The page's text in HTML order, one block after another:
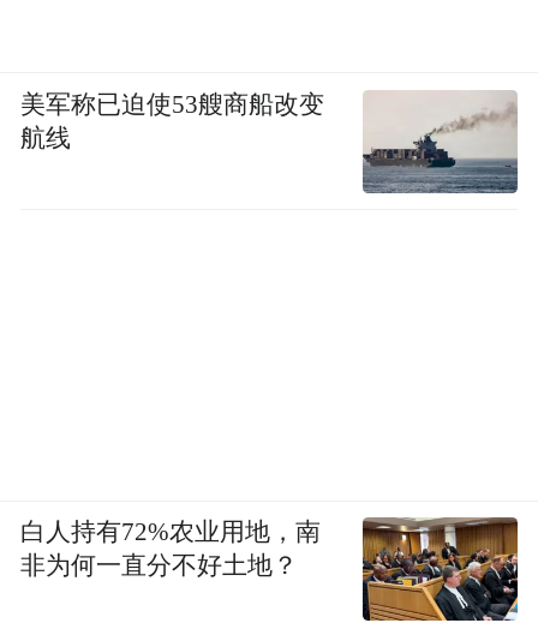
美军称已迫使53艘商船改变
航线
白人持有72%农业用地，南
非为何一直分不好土地？